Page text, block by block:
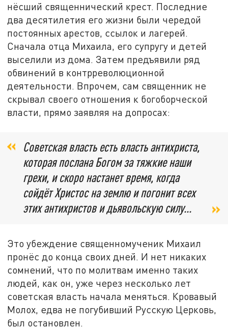
нёсший священнический крест. Последние
два десятилетия его жизни были чередой
постоянных арестов, ссылок и лагерей.
Сначала отца Михаила, его супругу и детей
выселили из дома. Затем предъявили ряд
обвинений в контрреволюционной
деятельности. Впрочем, сам священник не
скрывал своего отношения к богоборческой
власти, прямо заявляя на допросах:
Советская власть есть власть антихриста,
которая послана Богом за тяжкие наши
грехи, и скоро настанет время, когда
сойдёт Христос на землю и погонит всех
этих антихристов и дьявольскую силу...
Это убеждение священномученик Михаил
пронёс до конца своих дней. И нет никаких
сомнений, что по молитвам именно таких
людей, как он, уже через несколько лет
советская власть начала меняться. Кровавый
Молох, едва не погубивший Русскую Церковь,
был остановлен.